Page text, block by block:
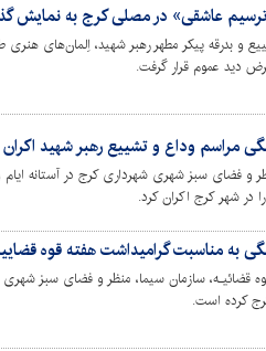
عاشقی» در مصلی کرج به نمایش
و بدرقه پیکر مطهر رهبر شهید، اِلمان‌های
دید عموم قرار گرفت.
مراسم وداع و تشییع رهبر شهید
و فضای سبز شهری شهرداری کرج در آستانه
در شهر کرج اکران کرد.
به مناسبت گرامیداشت هفته قوه
قضائیـه، سازمان سیما، منظر و فضای سبز
کرده است.